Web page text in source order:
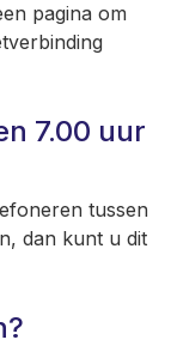
pagina om
7.00 uur
tussen
dan kunt u dit